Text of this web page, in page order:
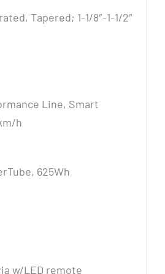
Tapered; 1-1/8″-1-1/2″
Line, Smart
h
625Wh
w/LED remote